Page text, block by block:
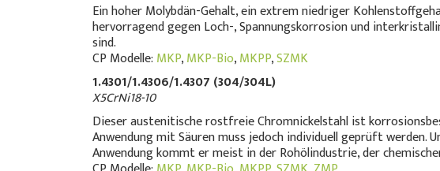
Ein hoher Molybdän-Gehalt, ein extrem niedriger
hervorragend gegen Loch-, Spannungskorrosion und
sind.
CP Modelle: MKP,MKP-Bio,MKPP,SZMK
1.4301/1.4306/1.4307 (304/304L)
X5CrNi18-10
Dieser austenitische rostfreie Chromnickelstahl ist
Anwendung mit Säuren muss jedoch individuell geprüft
Anwendung kommt er meist in der Rohölindustrie, der